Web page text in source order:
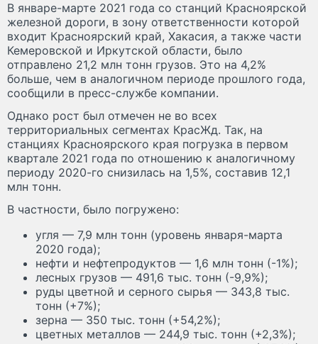
В январе-марте 2021 года со станций Красноярской
железной дороги, в зону ответственности которой
входит Красноярский край, Хакасия, а также части
Кемеровской и Иркутской области, было
отправлено 21,2 млн тонн грузов. Это на 4,2%
больше, чем в аналогичном периоде прошлого года,
сообщили в пресс-службе компании.
Однако рост был отмечен не во всех
территориальных сегментах КрасЖд. Так, на
станциях Красноярского края погрузка в первом
квартале 2021 года по отношению к аналогичному
периоду 2020-го снизилась на 1,5%, составив 12,1
млн тонн.
В частности, было погружено:
угля — 7,9 млн тонн (уровень января-марта
2020 года);
нефти и нефтепродуктов — 1,6 млн тонн (-1%);
лесных грузов — 491,6 тыс. тонн (-9,9%);
руды цветной и серного сырья — 343,8 тыс.
тонн (+7%);
зерна — 350 тыс. тонн (+54,2%);
цветных металлов — 244,9 тыс. тонн (+2,3%);